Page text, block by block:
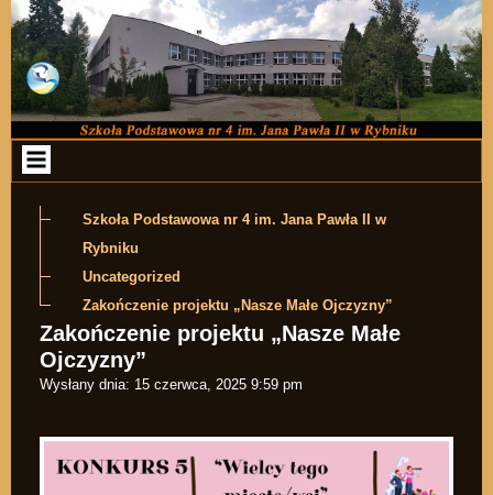
Przejdź do zawartości
Szkoła Podstawowa nr 4 im. Jana Pawła II w
Rybniku
Uncategorized
Zakończenie projektu „Nasze Małe Ojczyzny”
Zakończenie projektu „Nasze Małe
Ojczyzny”
Wysłany dnia: 15 czerwca, 2025 9:59 pm